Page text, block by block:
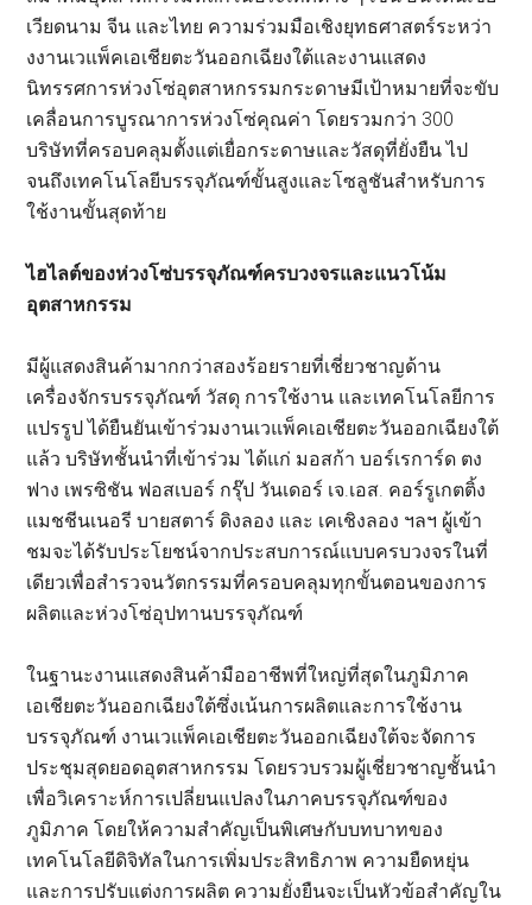
เวียดนาม จีน และไทย ความร่วมมือเชิงยุทธศาสตร์ระหว่า
งงานเวแพ็คเอเชียตะวันออกเฉียงใต้และงานแสดง
นิทรรศการห่วงโซ่อุตสาหกรรมกระดาษมีเป้าหมายที่จะขับ
เคลื่อนการบูรณาการห่วงโซ่คุณค่า โดยรวมกว่า 300
บริษัทที่ครอบคลุมตั้งแต่เยื่อกระดาษและวัสดุที่ยั่งยืน ไป
จนถึงเทคโนโลยีบรรจุภัณฑ์ขั้นสูงและโซลูชันสำหรับการ
ใช้งานขั้นสุดท้าย
ไฮไลต์ของห่วงโซ่บรรจุภัณฑ์ครบวงจรและแนวโน้ม
อุตสาหกรรม
มีผู้แสดงสินค้ามากกว่าสองร้อยรายที่เชี่ยวชาญด้าน
เครื่องจักรบรรจุภัณฑ์ วัสดุ การใช้งาน และเทคโนโลยีการ
แปรรูป ได้ยืนยันเข้าร่วมงานเวแพ็คเอเชียตะวันออกเฉียงใต้
แล้ว บริษัทชั้นนำที่เข้าร่วม ได้แก่ มอสก้า บอร์เรการ์ด ตง
ฟาง เพรซิชัน ฟอสเบอร์ กรุ๊ป วันเดอร์ เจ.เอส. คอร์รูเกตติ้ง
แมชชีนเนอรี บายสตาร์ ดิงลอง และ เคเชิงลอง ฯลฯ ผู้เข้า
ชมจะได้รับประโยชน์จากประสบการณ์แบบครบวงจรในที่
เดียวเพื่อสำรวจนวัตกรรมที่ครอบคลุมทุกขั้นตอนของการ
ผลิตและห่วงโซ่อุปทานบรรจุภัณฑ์
ในฐานะงานแสดงสินค้ามืออาชีพที่ใหญ่ที่สุดในภูมิภาค
เอเชียตะวันออกเฉียงใต้ซึ่งเน้นการผลิตและการใช้งาน
บรรจุภัณฑ์ งานเวแพ็คเอเชียตะวันออกเฉียงใต้จะจัดการ
ประชุมสุดยอดอุตสาหกรรม โดยรวบรวมผู้เชี่ยวชาญชั้นนำ
เพื่อวิเคราะห์การเปลี่ยนแปลงในภาคบรรจุภัณฑ์ของ
ภูมิภาค โดยให้ความสำคัญเป็นพิเศษกับบทบาทของ
เทคโนโลยีดิจิทัลในการเพิ่มประสิทธิภาพ ความยืดหยุ่น
และการปรับแต่งการผลิต ความยั่งยืนจะเป็นหัวข้อสำคัญใน